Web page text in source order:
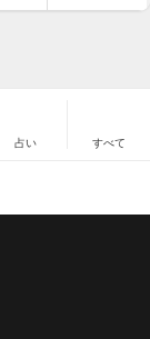
占い すべて